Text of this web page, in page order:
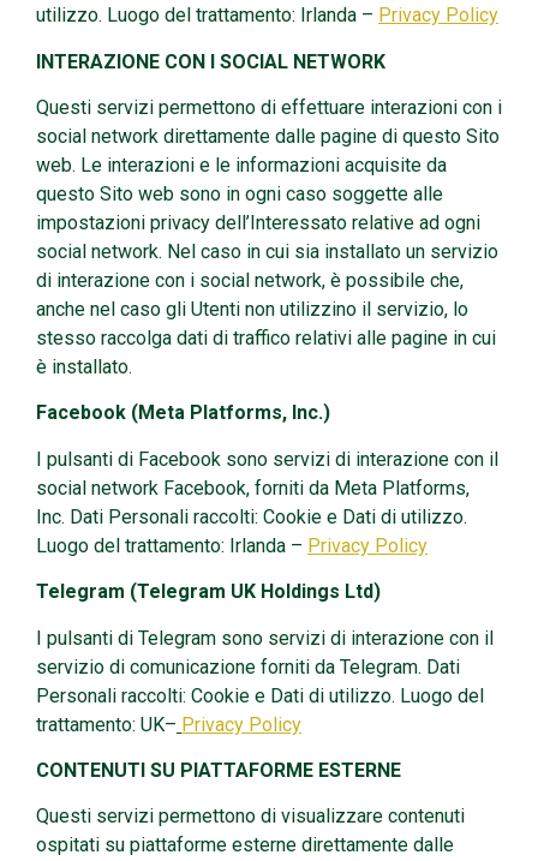
utilizzo. Luogo del trattamento: Irlanda – Privacy Policy
INTERAZIONE CON I SOCIAL NETWORK
Questi servizi permettono di effettuare interazioni con i
social network direttamente dalle pagine di questo Sito
web. Le interazioni e le informazioni acquisite da
questo Sito web sono in ogni caso soggette alle
impostazioni privacy dell’Interessato relative ad ogni
social network. Nel caso in cui sia installato un servizio
di interazione con i social network, è possibile che,
anche nel caso gli Utenti non utilizzino il servizio, lo
stesso raccolga dati di traffico relativi alle pagine in cui
è installato.
Facebook (Meta Platforms, Inc.)
I pulsanti di Facebook sono servizi di interazione con il
social network Facebook, forniti da Meta Platforms,
Inc. Dati Personali raccolti: Cookie e Dati di utilizzo.
Luogo del trattamento: Irlanda – Privacy Policy
Telegram (Telegram UK Holdings Ltd)
I pulsanti di Telegram sono servizi di interazione con il
servizio di comunicazione forniti da Telegram. Dati
Personali raccolti: Cookie e Dati di utilizzo. Luogo del
trattamento: UK– Privacy Policy
CONTENUTI SU PIATTAFORME ESTERNE
Questi servizi permettono di visualizzare contenuti
ospitati su piattaforme esterne direttamente dalle